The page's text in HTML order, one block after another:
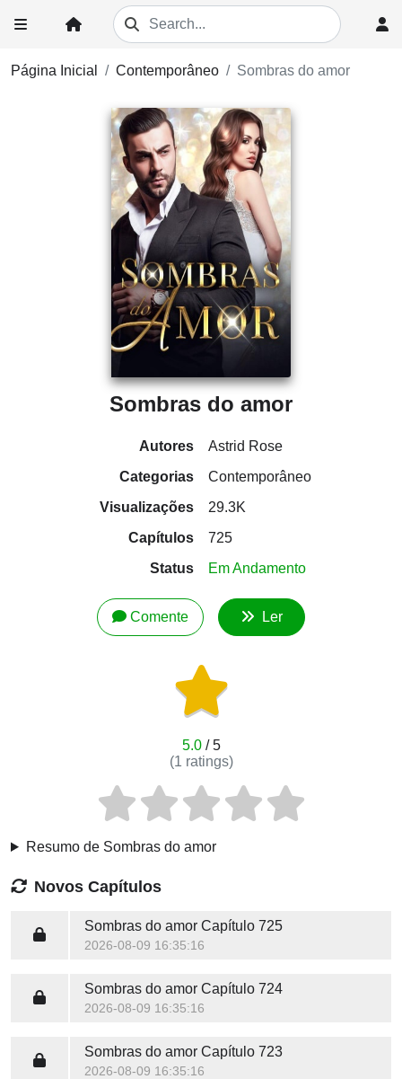
Página Inicial Contemporâneo Sombras do amor
Sombras do amor
Autores
Astrid Rose
Categorias
Contemporâneo
Visualizações
29.3K
Capítulos
725
Status
Em Andamento
Comente Ler
5.0/ 5
(1 ratings)
Resumo de Sombras do amor
Novos Capítulos
Sombras do amorCapítulo 725
2026-08-09 16:35:16
Sombras do amorCapítulo 724
2026-08-09 16:35:16
Sombras do amorCapítulo 723
2026-08-09 16:35:16